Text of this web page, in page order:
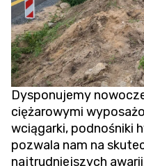
Dysponujemy
ciężarowymi
wciągarki, podnośniki
pozwala nam na
najtrudniejszych